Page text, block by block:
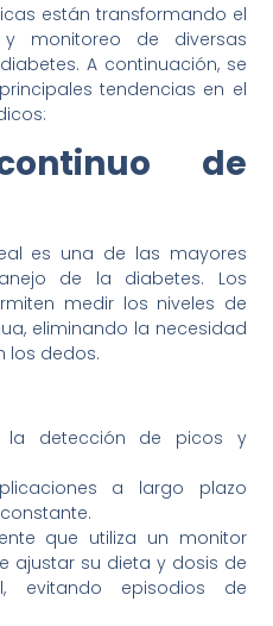
están transformando el
y monitoreo de diversas
A continuación, se
tendencias en el
de
es una de las mayores
de la diabetes. Los
medir los niveles de
eliminando la necesidad
los dedos.
la detección de picos y
a largo plazo
que utiliza un monitor
ajustar su dieta y dosis de
evitando episodios de